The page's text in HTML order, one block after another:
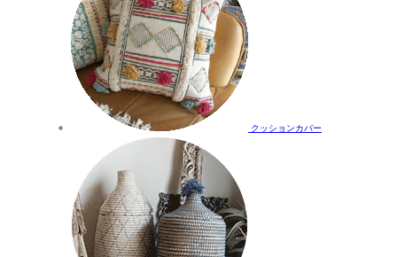
クッションカバー